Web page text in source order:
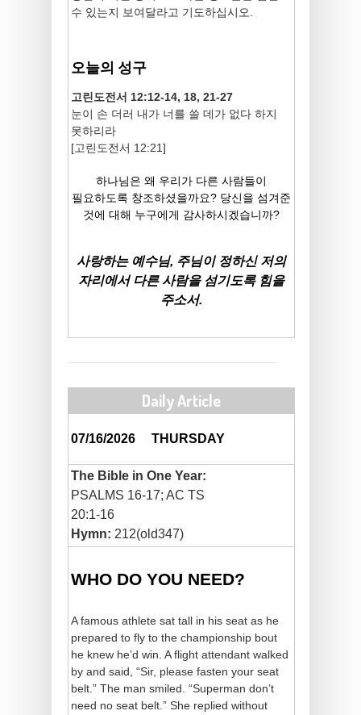
수 있는지 보여달라고 기도하십시오.
오늘의 성구
고린도전서 12:12-14, 18, 21-27
눈이 손 더러 내가 너를 쓸 데가 없다 하지
못하리라
[고린도전서 12:21]
하나님은 왜 우리가 다른 사람들이
필요하도록 창조하셨을까요? 당신을 섬겨준
것에 대해 누구에게 감사하시겠습니까?
사랑하는 예수님, 주님이 정하신 저의
자리에서 다른 사람을 섬기도록 힘을
주소서.
Daily Article
07/16/2026THURSDAY
The Bible in One Year:
PSALMS 16-17; AC TS
20:1-16
Hymn: 212(old347)
WHO DO YOU NEED?
A famous athlete sat tall in his seat as he
prepared to fly to the championship bout
he knew he’d win. A flight attendant walked
by and said, “Sir, please fasten your seat
belt.” The man smiled. “Superman don’t
need no seat belt.” She replied without